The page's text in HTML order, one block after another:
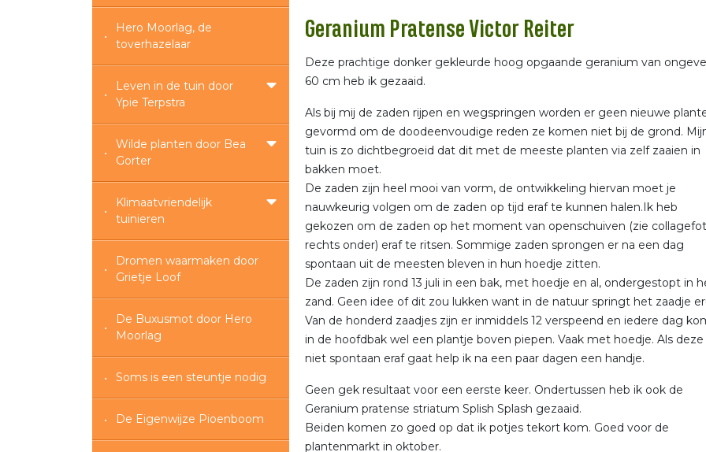
Hero Moorlag, de
toverhazelaar
Leven in de tuin door
Ypie Terpstra
Wilde planten door Bea
Gorter
Klimaatvriendelijk
tuinieren
Dromen waarmaken door
Grietje Loof
De Buxusmot door Hero
Moorlag
Soms is een steuntje nodig
De Eigenwijze Pioenboom
Geranium Pratense Victor Reiter
Deze prachtige donker gekleurde hoog opgaande geranium van
60 cm heb ik gezaaid.
Als bij mij de zaden rijpen en wegspringen worden er geen nieuwe
gevormd om de doodeenvoudige reden ze komen niet bij de grond.
tuin is zo dichtbegroeid dat dit met de meeste planten via zelf zaaien in
bakken moet.
De zaden zijn heel mooi van vorm, de ontwikkeling hiervan moet je
nauwkeurig volgen om de zaden op tijd eraf te kunnen halen.Ik heb
gekozen om de zaden op het moment van openschuiven (zie
rechts onder) eraf te ritsen. Sommige zaden sprongen er na een dag
spontaan uit de meesten bleven in hun hoedje zitten.
De zaden zijn rond 13 juli in een bak, met hoedje en al, ondergestopt in
zand. Geen idee of dit zou lukken want in de natuur springt het zaadje
Van de honderd zaadjes zijn er inmiddels 12 verspeend en iedere dag
in de hoofdbak wel een plantje boven piepen. Vaak met hoedje. Als deze
niet spontaan eraf gaat help ik na een paar dagen een handje.
Geen gek resultaat voor een eerste keer. Ondertussen heb ik ook de
Geranium pratense striatum Splish Splash gezaaid.
Beiden komen zo goed op dat ik potjes tekort kom. Goed voor de
plantenmarkt in oktober.